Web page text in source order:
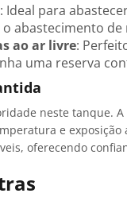
: Ideal para
o abastecimento
ao ar livre:
uma reserva
neste tanque.
e
oferecendo